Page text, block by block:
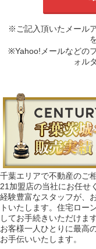
※ご記入頂いたメール
※Yahoo!メールなどの
ォル
千葉エリアで不動産のご
21加盟店の当社にお任せ
経験豊富なスタッフが、
トいたします。住宅ロー
してお手続きいただけます
お客様一人ひとりに最高
お手伝いいたします。